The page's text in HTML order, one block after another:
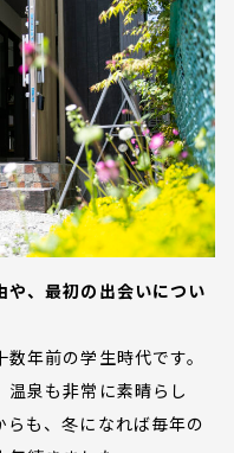
や、最初の出会いについ
年前の学生時代です。
泉も非常に素晴らし
らも、冬になれば毎年の